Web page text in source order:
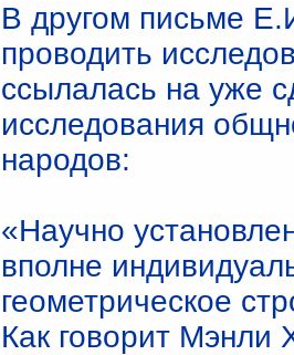
В другом письме
проводить
ссылалась на уже
исследования
народов:
«Научно
вполне
геометрическое
Как говорит